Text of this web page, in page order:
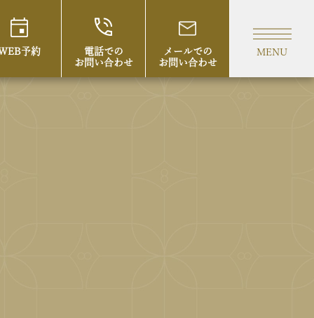
予約
電話での
お問い合わせ
メールでの
お問い合わせ
MENU